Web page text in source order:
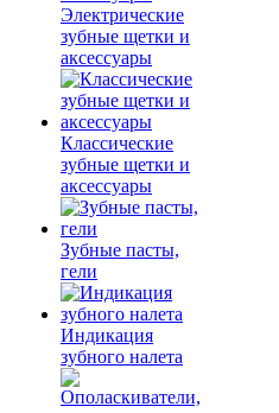
Электрические
зубные щетки и
аксессуары
Классические
зубные щетки и
аксессуары
Зубные пасты,
гели
Индикация
зубного налета